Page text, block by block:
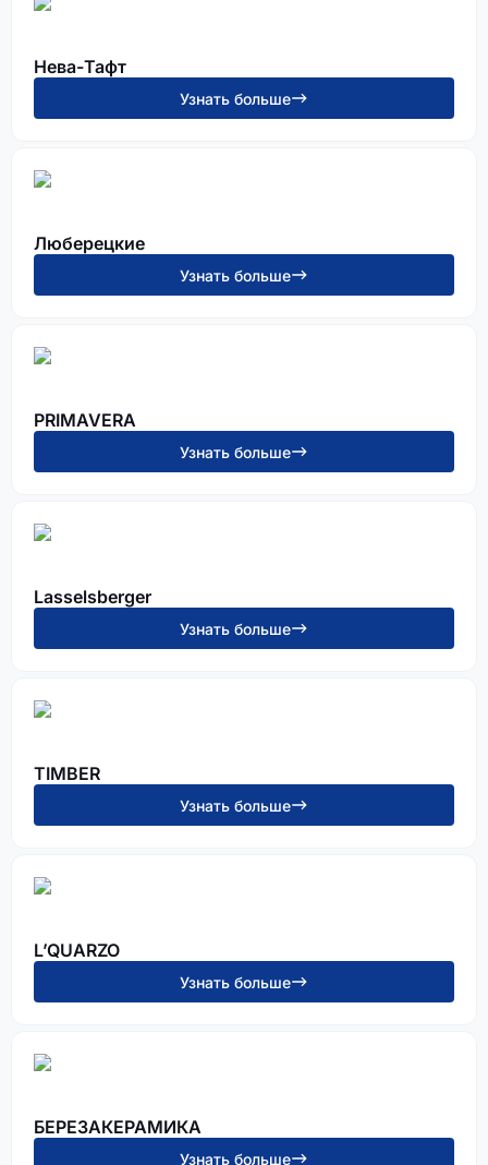
Нева-Тафт
Узнать больше
Люберецкие
Узнать больше
PRIMAVERA
Узнать больше
Lasselsberger
Узнать больше
TIMBER
Узнать больше
L’QUARZO
Узнать больше
БЕРЕЗАКЕРАМИКА
Узнать больше